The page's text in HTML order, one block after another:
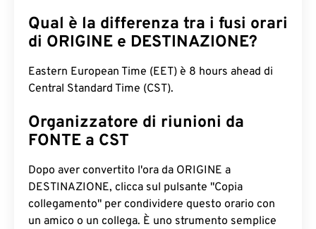
Qual è la differenza tra i fusi orari
di ORIGINE e DESTINAZIONE?
Eastern European Time (EET) è 8 hours ahead di
Central Standard Time (CST).
Organizzatore di riunioni da
FONTE a CST
Dopo aver convertito l'ora da ORIGINE a
DESTINAZIONE, clicca sul pulsante "Copia
collegamento" per condividere questo orario con
un amico o un collega. È uno strumento semplice